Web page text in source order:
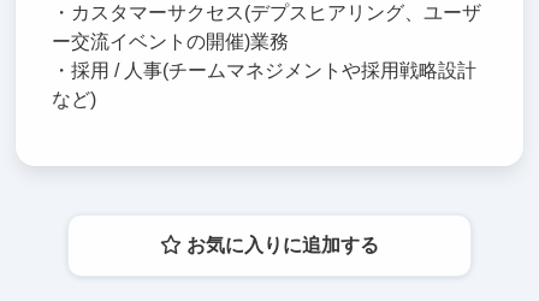
・カスタマーサクセス(デプスヒアリング、ユーザ
ー交流イベントの開催)業務
・採用 / 人事(チームマネジメントや採用戦略設計
など)
お気に入りに追加する